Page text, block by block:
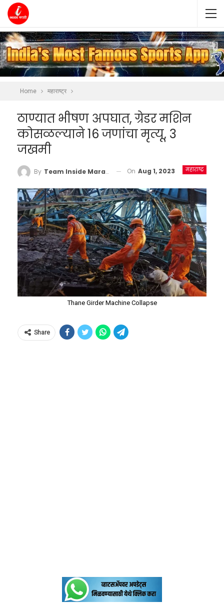
Home महाराष्ट्र
ठाण्यात भीषण अपघात, ग्रेडर मशिन
कोसळल्याने 16 जणांचा मृत्यू, 3
जखमी
महाराष्ट्र
By Team Inside Marathi On Aug 1, 2023
Thane Girder Machine Collapse
Share